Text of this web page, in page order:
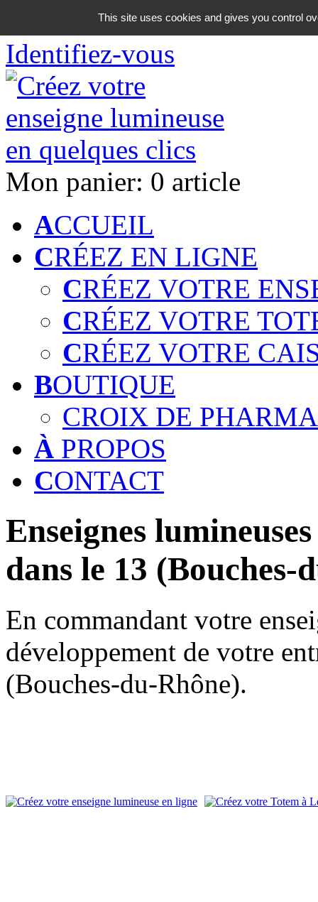
06 18 42 08 59
Identifiez-vous
Mon panier: 0 article
ACCUEIL
CRÉEZ EN LIGNE
CRÉEZ VOTRE
CRÉEZ VOTRE
CRÉEZ VOTRE
BOUTIQUE
CROIX DE
À PROPOS
CONTACT
Enseignes
dans le 13 (Bouches-
En commandant votre
développement de votre
(Bouches-du-Rhône).
This site uses cookies and gives you control